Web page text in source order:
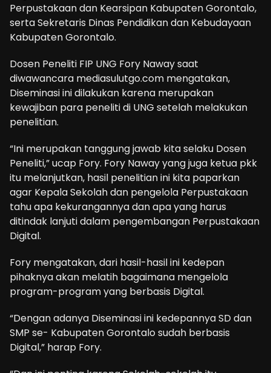
Perpustakaan dan Kearsipan Kabupaten Gorontalo,
serta Sekretaris Dinas Pendidikan dan Kebudayaan
Kabupaten Gorontalo.
Dosen Peneliti FIP UNG Fory Naway saat
diwawancara mediasulutgo.com mengatakan,
Diseminasi ini dilakukan karena merupakan
kewajiban para peneliti di UNG setelah melakukan
penelitian.
“Ini merupakan tanggung jawab kita selaku Dosen
Peneliti,” ucap Fory. Fory Naway yang juga ketua pkk
itu melanjutkan, hasil penelitian ini kita paparkan
agar Kepala Sekolah dan pengelola Perpustakaan
tahu apa kekurangannya dan apa yang harus
ditindak lanjuti dalam pengembangan Perpustakaan
Digital.
Fory mengatakan, dari hasil-hasil ini kedepan
pihaknya akan melatih bagaimana mengelola
program-program yang berbasis Digital.
“Dengan adanya Diseminasi ini kedepannya SD dan
SMP se- Kabupaten Gorontalo sudah berbasis
Digital,” harap Fory.